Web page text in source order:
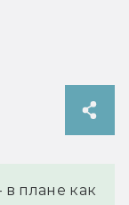
плане как